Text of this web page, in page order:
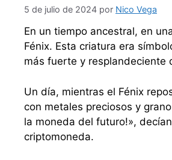
5 de julio de 2024 por Nico Vega
En un tiempo ancestral, en
Fénix. Esta criatura era
más fuerte y resplandeciente
Un día, mientras el Fénix
con metales preciosos y
la moneda del futuro!»,
criptomoneda.